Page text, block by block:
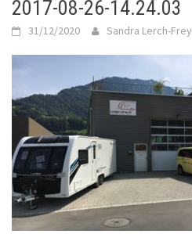
2017-08-26-14.24.03
31/12/2020 Sandra Lerch-Frey